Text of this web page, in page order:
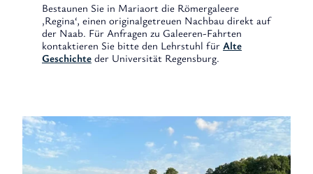
Bestaunen Sie in Mariaort die Römergaleere
‚Regina‘, einen originalgetreuen Nachbau direkt auf
der Naab. Für Anfragen zu Galeeren-Fahrten
kontaktieren Sie bitte den Lehrstuhl für Alte
Geschichte der Universität Regensburg.